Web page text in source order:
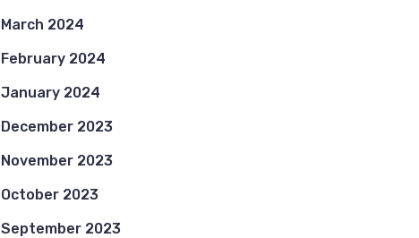
March 2024
February 2024
January 2024
December 2023
November 2023
October 2023
September 2023